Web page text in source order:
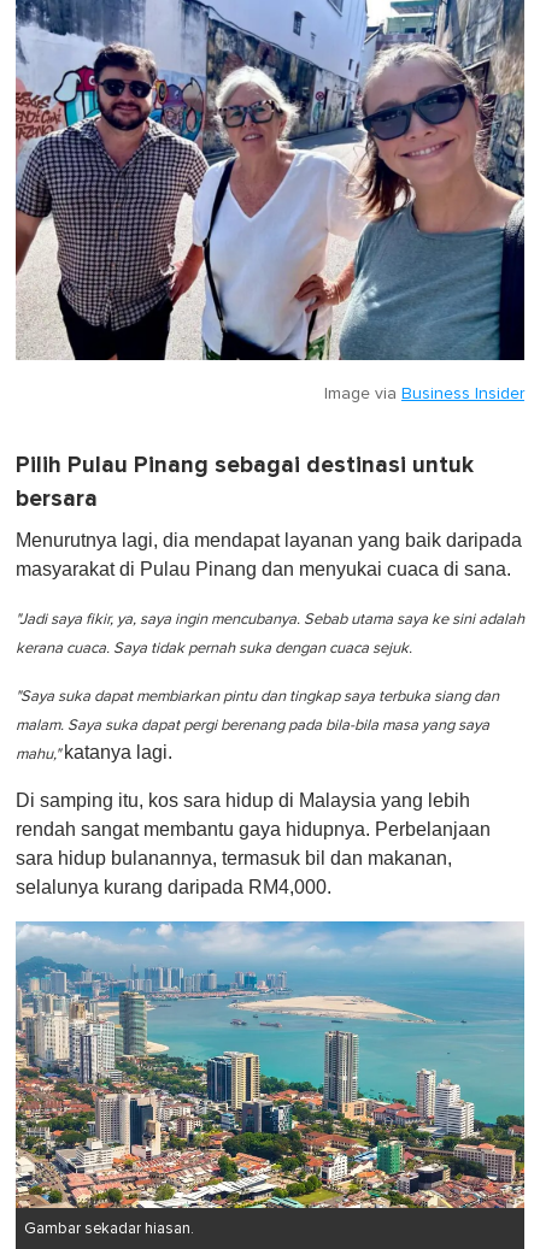
Image via Business Insider
Pilih Pulau Pinang sebagai destinasi untuk
bersara
Menurutnya lagi, dia mendapat layanan yang baik daripada
masyarakat di Pulau Pinang dan menyukai cuaca di sana.
"Jadi saya fikir, ya, saya ingin mencubanya. Sebab utama saya ke sini adalah
kerana cuaca. Saya tidak pernah suka dengan cuaca sejuk.
"Saya suka dapat membiarkan pintu dan tingkap saya terbuka siang dan
malam. Saya suka dapat pergi berenang pada bila-bila masa yang saya
mahu," katanya lagi.
Di samping itu, kos sara hidup di Malaysia yang lebih
rendah sangat membantu gaya hidupnya. Perbelanjaan
sara hidup bulanannya, termasuk bil dan makanan,
selalunya kurang daripada RM4,000.
Gambar sekadar hiasan.